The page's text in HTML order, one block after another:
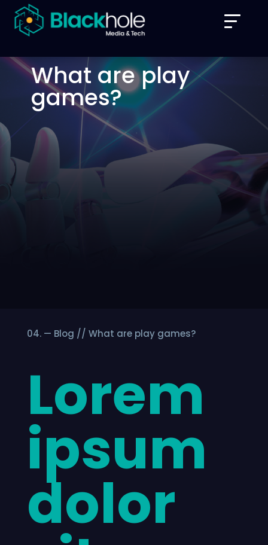
What are play
games?
04. — Blog // What are play games?
Lorem
ipsum
dolor